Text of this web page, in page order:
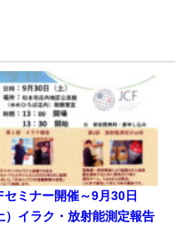
セミナー開催～9月30日
）イラク・放射能測定報告